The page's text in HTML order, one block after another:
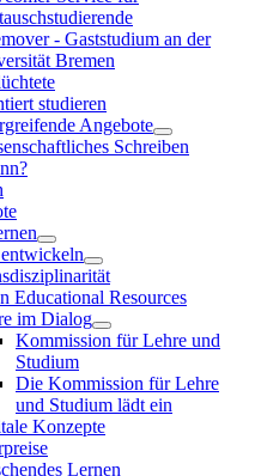
- Gaststudium an der
Bremen
studieren
Angebote
Schreiben
Educational Resources
im Dialog
Kommission für Lehre und
Studium
Die Kommission für Lehre
und Studium lädt ein
Konzepte
Lernen